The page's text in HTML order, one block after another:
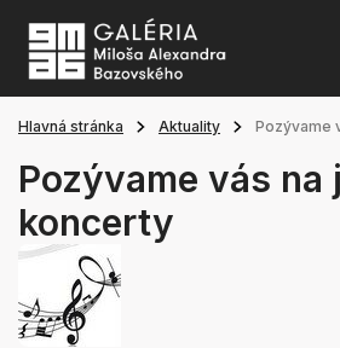
Hlavná stránka Aktuality Pozývame
Pozývame vás na
koncerty